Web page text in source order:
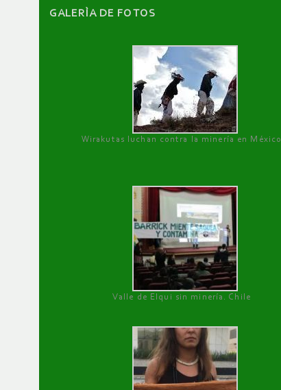
GALERÌA DE FOTOS
Wirakutas luchan contra la minería en México
Valle de Elqui sin minería. Chile